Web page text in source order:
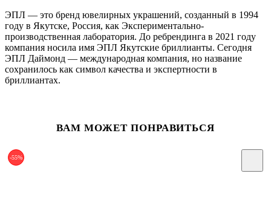
ЭПЛ — это бренд ювелирных украшений, созданный в 1994
году в Якутске, Россия, как Экспериментально-
производственная лаборатория. До ребрендинга в 2021 году
компания носила имя ЭПЛ Якутские бриллианты. Сегодня
ЭПЛ Даймонд — международная компания, но название
сохранилось как символ качества и экспертности в
бриллиантах.
ВАМ МОЖЕТ ПОНРАВИТЬСЯ
-55%